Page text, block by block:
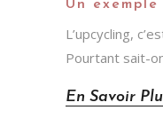
Un
L’upcycling,
Pourtant sait-
En Savoir